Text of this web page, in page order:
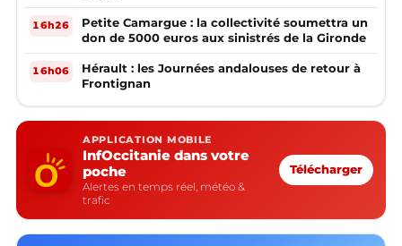
16h26
Petite Camargue : la collectivité soumettra un
don de 5000 euros aux sinistrés de la Gironde
16h06
Hérault : les Journées andalouses de retour à
Frontignan
APPLICATION MOBILE
InfOccitanie dans votre
poche
Alertes en temps réel, météo &
trafic
Télécharger